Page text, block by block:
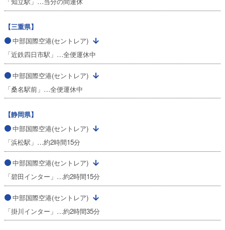
【三重県】
中部国際空港(セントレア)
「近鉄四日市駅」…全便運休中
中部国際空港(セントレア)
「桑名駅前」…全便運休中
【静岡県】
中部国際空港(セントレア)
「浜松駅」…約2時間15分
中部国際空港(セントレア)
「碧田インター」…約2時間15分
中部国際空港(セントレア)
「掛川インター」…約2時間35分